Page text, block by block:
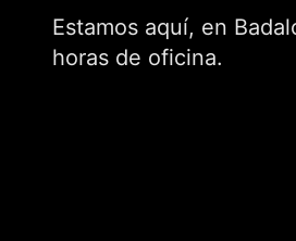
Estamos aquí, en
horas de oficina.